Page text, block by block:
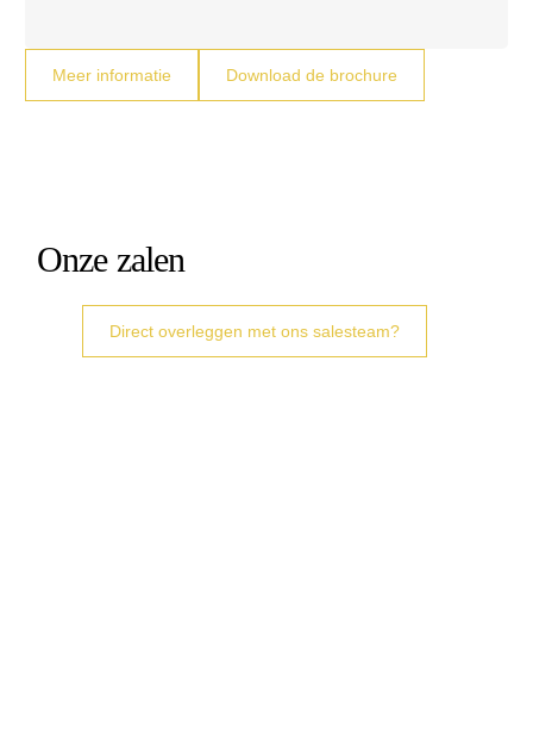
Meer informatie Download de brochure
Onze zalen
Direct overleggen met ons salesteam?